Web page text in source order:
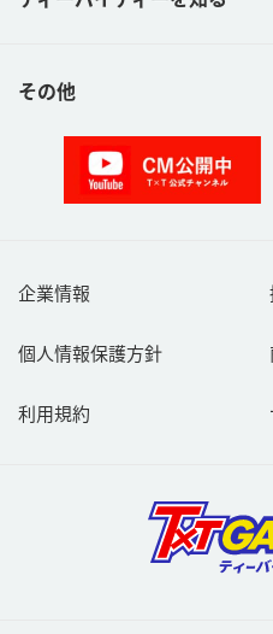
その他
企業情報
個人情報保護方針
利用規約